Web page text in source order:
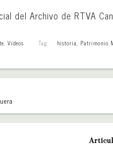
del Archivo de RTVA
,Vídeos Tag: historia, Patrimonio